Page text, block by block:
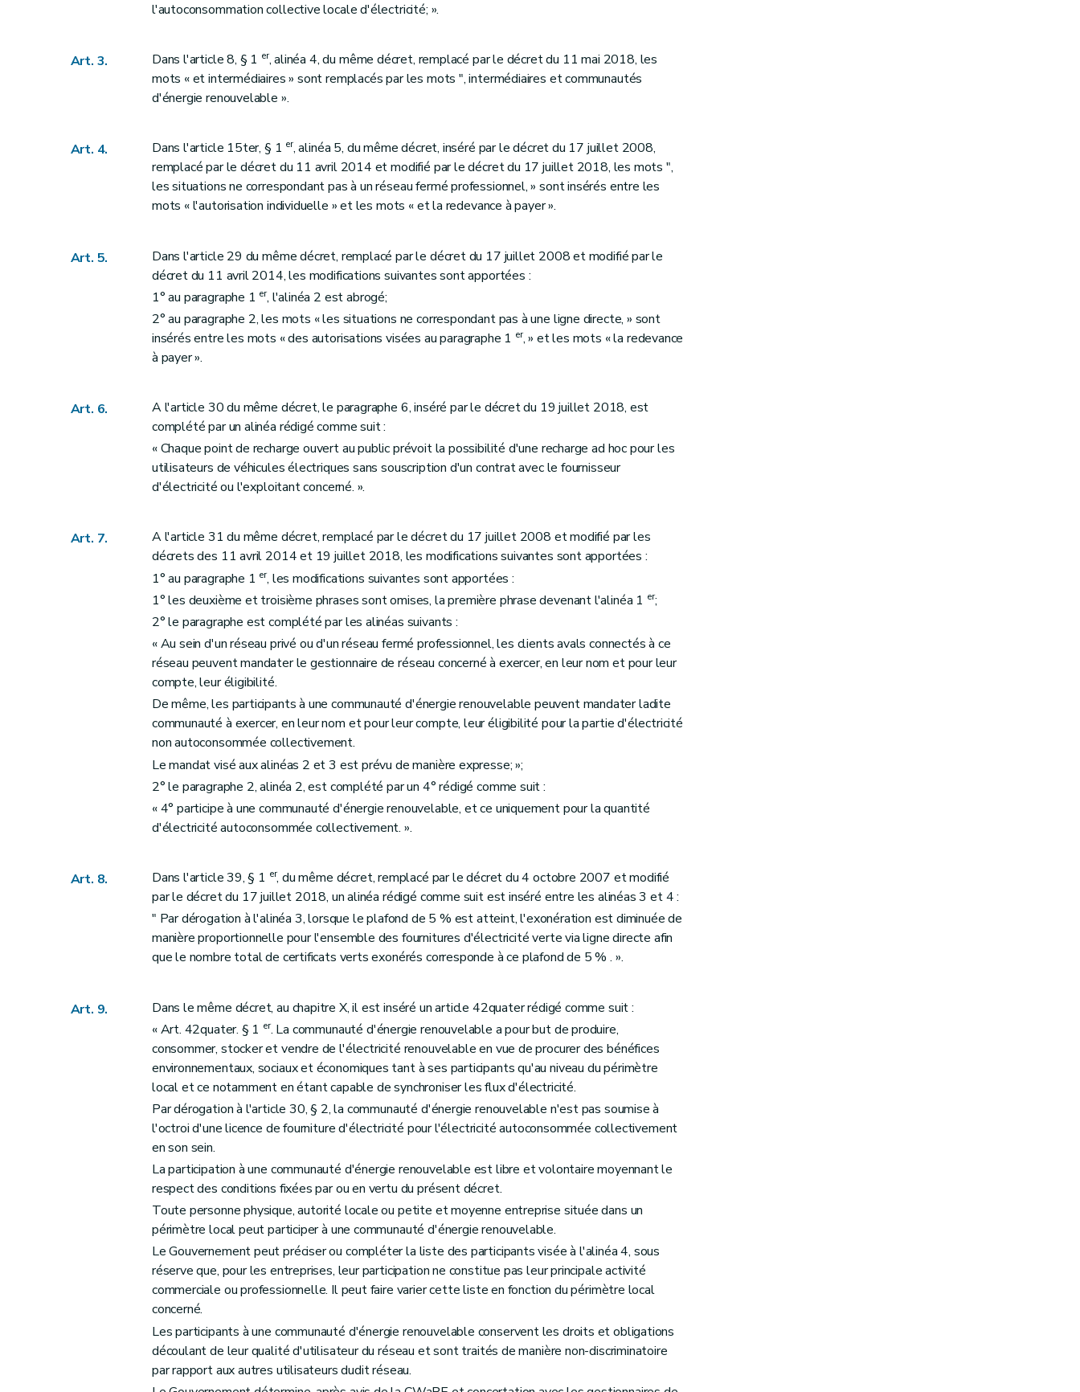
l'autoconsommation collective locale d'électricité; ».
Art. 3. Dans l'article 8, § 1 er, alinéa 4, du même décret, remplacé par le décret du 11 mai 2018, les
mots « et intermédiaires » sont remplacés par les mots ", intermédiaires et communautés
d'énergie renouvelable ».
Art. 4. Dans l'article 15ter, § 1 er, alinéa 5, du même décret, inséré par le décret du 17 juillet 2008,
remplacé par le décret du 11 avril 2014 et modifié par le décret du 17 juillet 2018, les mots ",
les situations ne correspondant pas à un réseau fermé professionnel, » sont insérés entre les
mots « l'autorisation individuelle » et les mots « et la redevance à payer ».
Art. 5.
Dans l'article 29 du même décret, remplacé par le décret du 17 juillet 2008 et modifié par le
décret du 11 avril 2014, les modifications suivantes sont apportées :
1° au paragraphe 1 er, l'alinéa 2 est abrogé;
2° au paragraphe 2, les mots « les situations ne correspondant pas à une ligne directe, » sont
insérés entre les mots « des autorisations visées au paragraphe 1 er, » et les mots « la redevance
à payer ».
Art. 6.
A l'article 30 du même décret, le paragraphe 6, inséré par le décret du 19 juillet 2018, est
complété par un alinéa rédigé comme suit :
« Chaque point de recharge ouvert au public prévoit la possibilité d'une recharge ad hoc pour les
utilisateurs de véhicules électriques sans souscription d'un contrat avec le fournisseur
d'électricité ou l'exploitant concerné. ».
Art. 7.
A l'article 31 du même décret, remplacé par le décret du 17 juillet 2008 et modifié par les
décrets des 11 avril 2014 et 19 juillet 2018, les modifications suivantes sont apportées :
1° au paragraphe 1 er, les modifications suivantes sont apportées :
1° les deuxième et troisième phrases sont omises, la première phrase devenant l'alinéa 1 er;
2° le paragraphe est complété par les alinéas suivants :
« Au sein d'un réseau privé ou d'un réseau fermé professionnel, les clients avals connectés à ce
réseau peuvent mandater le gestionnaire de réseau concerné à exercer, en leur nom et pour leur
compte, leur éligibilité.
De même, les participants à une communauté d'énergie renouvelable peuvent mandater ladite
communauté à exercer, en leur nom et pour leur compte, leur éligibilité pour la partie d'électricité
non autoconsommée collectivement.
Le mandat visé aux alinéas 2 et 3 est prévu de manière expresse; »;
2° le paragraphe 2, alinéa 2, est complété par un 4° rédigé comme suit :
« 4° participe à une communauté d'énergie renouvelable, et ce uniquement pour la quantité
d'électricité autoconsommée collectivement. ».
Art. 8. Dans l'article 39, § 1 er, du même décret, remplacé par le décret du 4 octobre 2007 et modifié
par le décret du 17 juillet 2018, un alinéa rédigé comme suit est inséré entre les alinéas 3 et 4 :
" Par dérogation à l'alinéa 3, lorsque le plafond de 5 % est atteint, l'exonération est diminuée de
manière proportionnelle pour l'ensemble des fournitures d'électricité verte via ligne directe afin
que le nombre total de certificats verts exonérés corresponde à ce plafond de 5 % . ».
Art. 9.
Dans le même décret, au chapitre X, il est inséré un article 42quater rédigé comme suit :
« Art. 42quater. § 1 er. La communauté d'énergie renouvelable a pour but de produire,
consommer, stocker et vendre de l'électricité renouvelable en vue de procurer des bénéfices
environnementaux, sociaux et économiques tant à ses participants qu'au niveau du périmètre
local et ce notamment en étant capable de synchroniser les flux d'électricité.
Par dérogation à l'article 30, § 2, la communauté d'énergie renouvelable n'est pas soumise à
l'octroi d'une licence de fourniture d'électricité pour l'électricité autoconsommée collectivement
en son sein.
La participation à une communauté d'énergie renouvelable est libre et volontaire moyennant le
respect des conditions fixées par ou en vertu du présent décret.
Toute personne physique, autorité locale ou petite et moyenne entreprise située dans un
périmètre local peut participer à une communauté d'énergie renouvelable.
Le Gouvernement peut préciser ou compléter la liste des participants visée à l'alinéa 4, sous
réserve que, pour les entreprises, leur participation ne constitue pas leur principale activité
commerciale ou professionnelle. Il peut faire varier cette liste en fonction du périmètre local
concerné.
Les participants à une communauté d'énergie renouvelable conservent les droits et obligations
découlant de leur qualité d'utilisateur du réseau et sont traités de manière non-discriminatoire
par rapport aux autres utilisateurs dudit réseau.